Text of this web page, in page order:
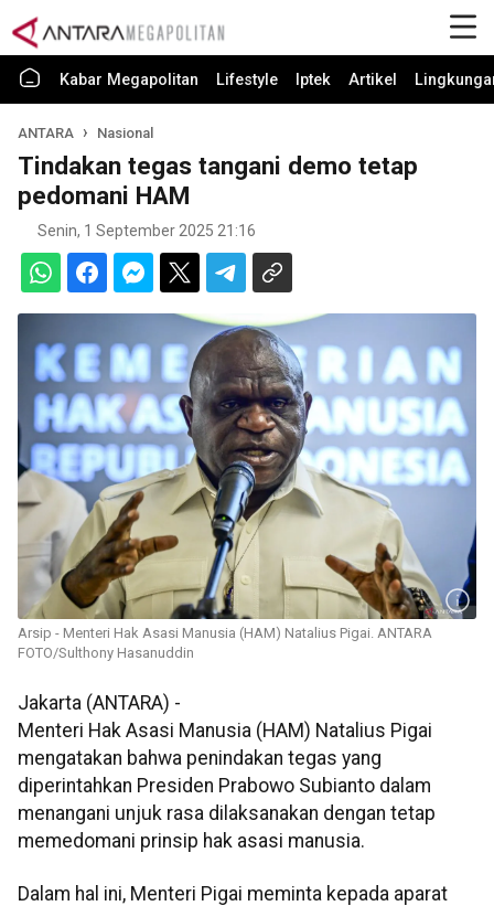
Kabar Megapolitan Lifestyle Iptek Artikel
ANTARA Nasional
Tindakan tegas tangani demo tetap
pedomani HAM
Senin, 1 September 2025 21:16
Arsip - Menteri Hak Asasi Manusia (HAM) Natalius Pigai. ANTARA
FOTO/Sulthony Hasanuddin
Jakarta (ANTARA) -
Menteri Hak Asasi Manusia (HAM) Natalius Pigai
mengatakan bahwa penindakan tegas yang
diperintahkan Presiden Prabowo Subianto dalam
menangani unjuk rasa dilaksanakan dengan tetap
memedomani prinsip hak asasi manusia.
Dalam hal ini, Menteri Pigai meminta kepada aparat